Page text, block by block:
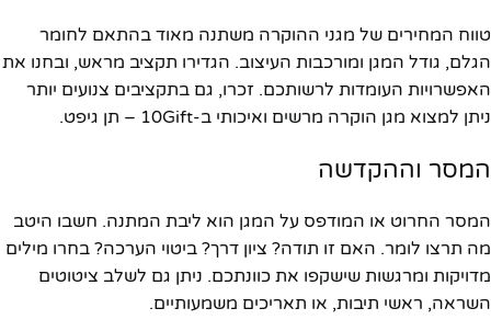
טווח המחירים של מגני ההוקרה משתנה מאוד בהתאם לחומר
הגלם, גודל המגן ומורכבות העיצוב. הגדירו תקציב מראש, ובחנו את
האפשרויות העומדות לרשותכם. זכרו, גם בתקציבים צנועים יותר
ניתן למצוא מגן הוקרה מרשים ואיכותי ב-10Gift – תן גיפט.
המסר וההקדשה
המסר החרוט או המודפס על המגן הוא ליבת המתנה. חשבו היטב
מה תרצו לומר. האם זו תודה? ציון דרך? ביטוי הערכה? בחרו מילים
מדויקות ומרגשות שישקפו את כוונתכם. ניתן גם לשלב ציטוטים
השראה, ראשי תיבות, או תאריכים משמעותיים.